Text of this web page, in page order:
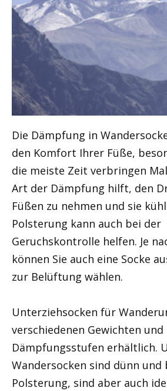
Die Dämpfung in
den Komfort Ihrer Füße,
die meiste Zeit verbringen
Art der Dämpfung hilft, den
Füßen zu nehmen und sie
Polsterung kann auch bei der
Geruchskontrolle helfen. Je
können Sie auch eine Socke
zur Belüftung wählen.
Unterziehsocken für
verschiedenen Gewichten und
Dämpfungsstufen erhältlich.
Wandersocken sind dünn
Polsterung, sind aber auch